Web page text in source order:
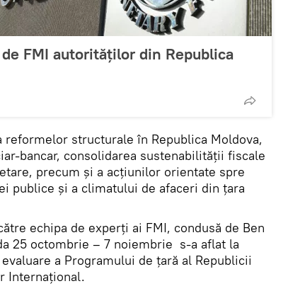
FMI autorităților din Republica
reformelor structurale în Republica Moldova,
bancar, consolidarea sustenabilității fiscale
precum și a acțiunilor orientate spre
publice și a climatului de afaceri din țara
echipa de experți ai FMI, condusă de Ben
25 octombrie – 7 noiembrie s-a aflat la
a Programului de țară al Republicii
Internațional.